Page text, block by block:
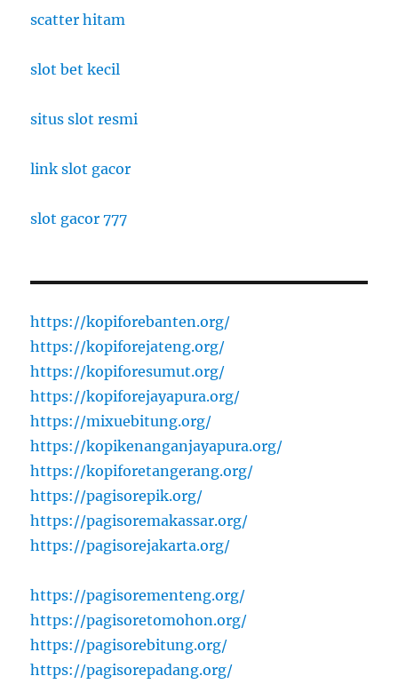
scatter hitam
slot bet kecil
situs slot resmi
link slot gacor
slot gacor 777
https://kopiforebanten.org/
https://kopiforejateng.org/
https://kopiforesumut.org/
https://kopiforejayapura.org/
https://mixuebitung.org/
https://kopikenanganjayapura.org/
https://kopiforetangerang.org/
https://pagisorepik.org/
https://pagisoremakassar.org/
https://pagisorejakarta.org/
https://pagisorementeng.org/
https://pagisoretomohon.org/
https://pagisorebitung.org/
https://pagisorepadang.org/